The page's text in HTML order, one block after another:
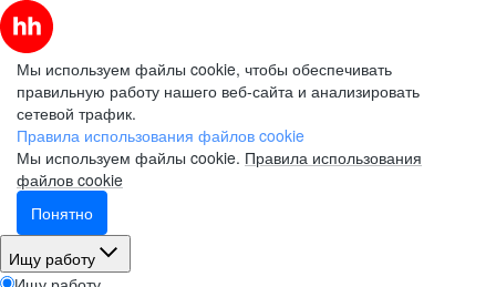
Мы используем файлы cookie, чтобы обеспечивать
правильную работу нашего веб-сайта и анализировать
сетевой трафик.
Правила использования файлов cookie
Мы используем файлы cookie. Правила использования
файлов cookie
Понятно
Ищу работу